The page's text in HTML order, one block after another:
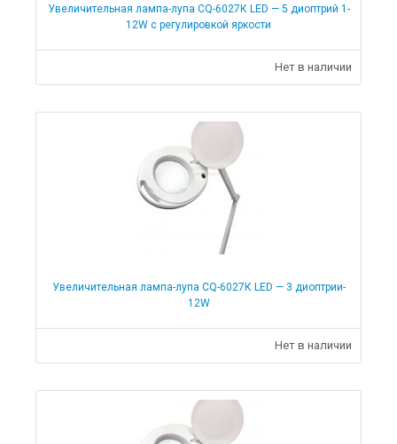
Увеличительная лампа-лупа CQ-6027К LED — 5 диоптрий 1-
12W с регулировкой яркости
Нет в наличии
Увеличительная лампа-лупа CQ-6027К LED — 3 диоптрии-
12W
Нет в наличии